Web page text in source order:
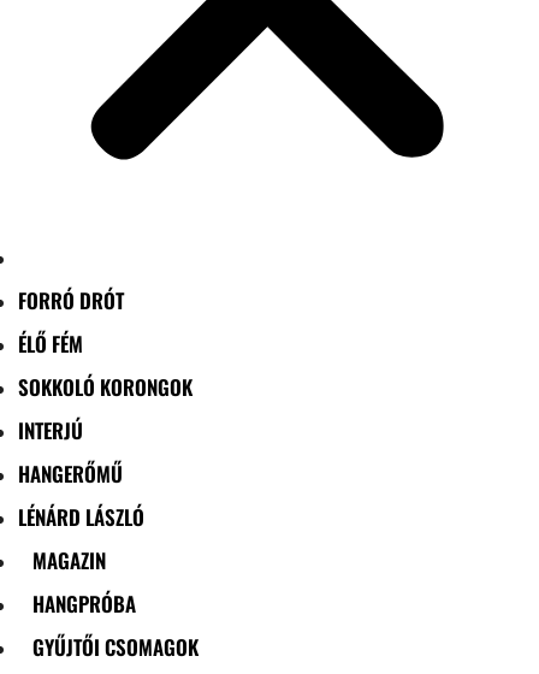
FORRÓ DRÓT
ÉLŐ FÉM
SOKKOLÓ KORONGOK
INTERJÚ
HANGERŐMŰ
LÉNÁRD LÁSZLÓ
MAGAZIN
HANGPRÓBA
GYŰJTŐI CSOMAGOK